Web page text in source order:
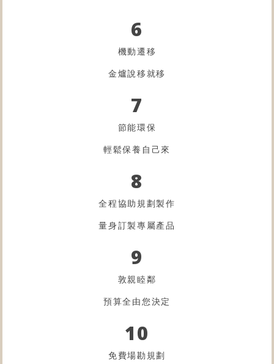
6
機動遷移
金爐說移就移
7
節能環保
輕鬆保養自己來
8
全程協助規劃製作
量身訂製專屬產品
9
敦親睦鄰
預算全由您決定
10
免費場勘規劃